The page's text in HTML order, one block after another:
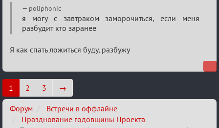
Re:
План
мероприятия
(дополнения
приветствуются)
poliphonic
я могу с завтраком заморочиться, если меня
разбудит кто заранее
Я как спать ложиться буду, разбужу
1 2 3 →
Форум
Встречи в оффлайне
Празднование годовщины Проекта